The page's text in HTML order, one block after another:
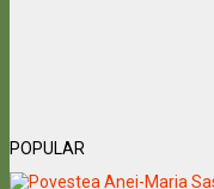
POPULAR